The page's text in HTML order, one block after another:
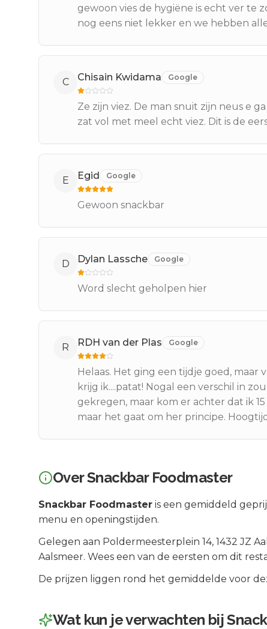
gewoon vies de hygiëne is echt ver te
nog eens niet lekker en we hebben
C Chisain Kwidama Google
Ze zijn viez. De man snuit zijn neus e
zat vol met meel echt viez. Dit is de
E Egid Google
Gewoon snackbar
D Dylan Lassche Google
Word slecht geholpen hier
R RDH van der Plas Google
Helaas. Het ging een tijdje goed, maar
krijg ik....patat! Nogal een verschil in
gekregen, maar kom er achter dat ik
maar het gaat om her principe.
OverSnackbar Foodmaster
Snackbar Foodmaster is een gemiddeld
menu en openingstijden.
Gelegen aan Poldermeesterplein 14, 1432 JZ
Aalsmeer. Wees een van de eersten om dit
De prijzen liggen rond het gemiddelde voor
Wat kun je verwachten bij